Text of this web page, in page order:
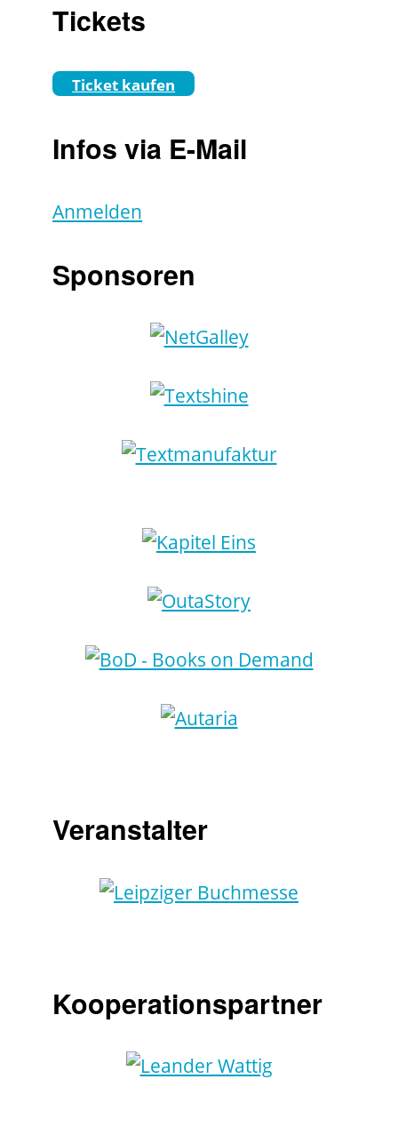
Tickets
Ticket kaufen
Infos via E-Mail
Anmelden
Sponsoren
Veranstalter
Kooperationspartner